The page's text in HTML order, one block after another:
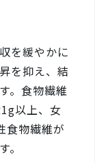
を緩やかに
を抑え、結
。食物繊維
以上、女
食物繊維が